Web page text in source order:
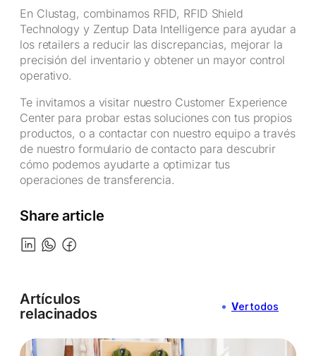
En Clustag, combinamos RFID, RFID Shield
Technology y Zentup Data Intelligence para ayudar a
los retailers a reducir las discrepancias, mejorar la
precisión del inventario y obtener un mayor control
operativo.
Te invitamos a visitar nuestro Customer Experience
Center para probar estas soluciones con tus propios
productos, o a contactar con nuestro equipo a través
de nuestro formulario de contacto para descubrir
cómo podemos ayudarte a optimizar tus
operaciones de transferencia.
Share article
Artículos
relacinados
Ver todos